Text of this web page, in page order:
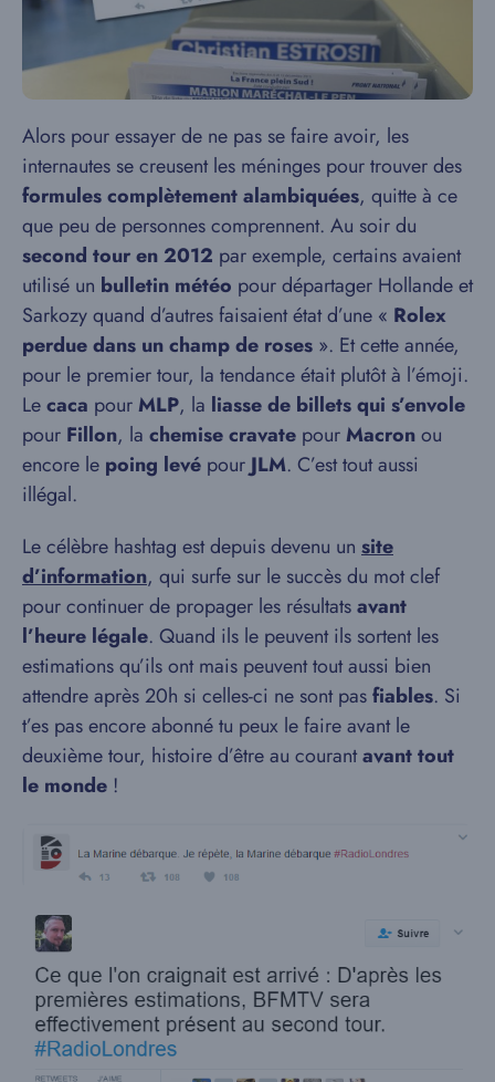
Alors pour essayer de ne pas se faire avoir, les
internautes se creusent les méninges pour trouver des
formules complètement alambiquées, quitte à ce
que peu de personnes comprennent. Au soir du
second tour en 2012 par exemple, certains avaient
utilisé un bulletin météo pour départager Hollande et
Sarkozy quand d’autres faisaient état d’une « Rolex
perdue dans un champ de roses ». Et cette année,
pour le premier tour, la tendance était plutôt à l’émoji.
Lecaca pourMLP, la liasse de billets qui s’envole
pour Fillon, la chemise cravate pourMacronou
encore le poing levé pour JLM. C’est tout aussi
illégal.
Le célèbre hashtag est depuis devenu un site
d’information, qui surfe sur le succès du mot clef
pour continuer de propager les résultatsavant
l’heure légale. Quand ils le peuvent ils sortent les
estimations qu’ils ont mais peuvent tout aussi bien
attendre après 20h si celles-ci ne sont pasfiables. Si
t’es pas encore abonné tu peux le faire avant le
deuxième tour, histoire d’être au courantavant tout
le monde !